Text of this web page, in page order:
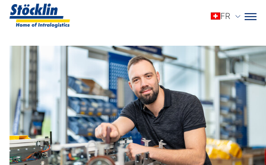
Show convenient version of this site
Don't show this message again
FR